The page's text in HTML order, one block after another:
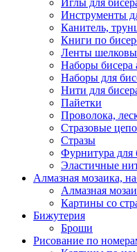
Иглы для
Инструменты
Канитель,
Книги по
Ленты
Наборы бисера
Наборы для
Нити для
Пайетки
Проволока,
Стразовые
Стразы
Фурнитура для
Эластичные
Алмазная мозаика,
Алмазная
Картины co
Бижутерия
Броши
Рисование по